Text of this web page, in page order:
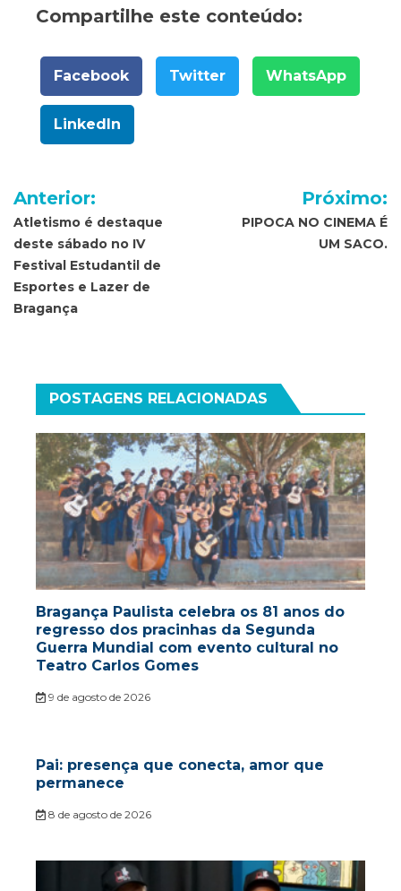
Compartilhe este conteúdo:
Facebook Twitter WhatsApp
LinkedIn
Navegação
de
Post
Anterior:
Atletismo é destaque
deste sábado no IV
Festival Estudantil de
Esportes e Lazer de
Bragança
Próximo:
PIPOCA NO CINEMA É
UM SACO.
POSTAGENS RELACIONADAS
Bragança Paulista celebra os 81 anos do
regresso dos pracinhas da Segunda
Guerra Mundial com evento cultural no
Teatro Carlos Gomes
9 de agosto de 2026
Pai: presença que conecta, amor que
permanece
8 de agosto de 2026